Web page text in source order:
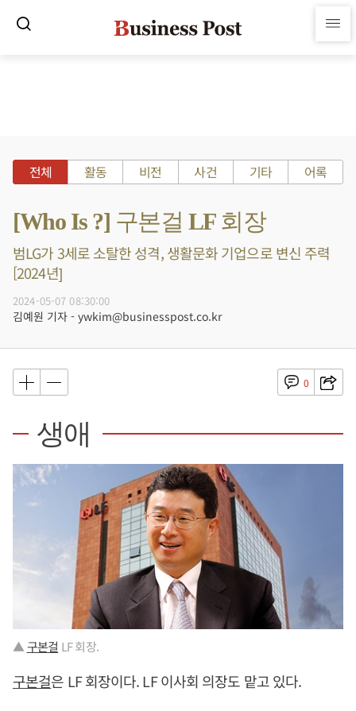
전체 활동 비전 사건 기타 어록
[Who Is ?] 구본걸 LF 회장
범LG가 3세로 소탈한 성격, 생활문화 기업으로 변신 주력
[2024년]
2024-05-07 08:30:00
김예원 기자 - ywkim@businesspost.co.kr
0
생애
▲구본걸 LF 회장.
구본걸은 LF 회장이다. LF 이사회 의장도 맡고 있다.